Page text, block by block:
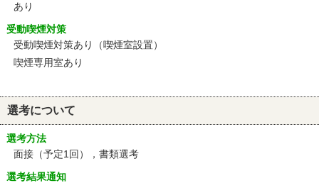
あり
受動喫煙対策
受動喫煙対策あり（喫煙室設置）
喫煙専用室あり
選考について
選考方法
面接（予定1回），書類選考
選考結果通知